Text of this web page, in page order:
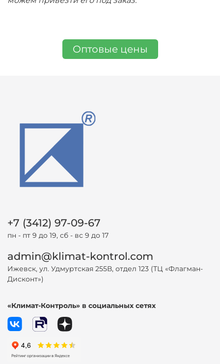
Оптовые цены
+7 (3412) 97-09-67
пн - пт 9 до 19, сб - вс 9 до 17
admin@klimat-kontrol.com
Ижевск, ул. Удмуртская 255В, отдел 123 (ТЦ «Флагман-
Дисконт»)
«Климат-Контроль» в социальных сетях